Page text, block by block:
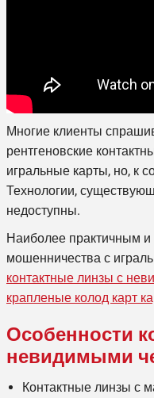
Многие клиенты
рентгеновские
игральные карты, но, к
Технологии,
недоступны.
Наиболее практичным
мошенничества с
контактные линзы с
крапленые колод карт
Особенности
невидимыми
Контактные линзы с